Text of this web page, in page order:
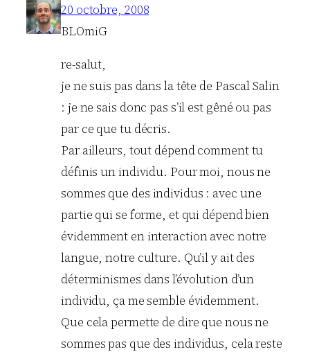
20 octobre, 2008
BLOmiG
re-salut,
je ne suis pas dans la tête de Pascal Salin
: je ne sais donc pas s’il est gêné ou pas
par ce que tu décris.
Par ailleurs, tout dépend comment tu
définis un individu. Pour moi, nous ne
sommes que des individus : avec une
partie qui se forme, et qui dépend bien
évidemment en interaction avec notre
langue, notre culture. Qu’il y ait des
déterminismes dans l’évolution d’un
individu, ça me semble évidemment.
Que cela permette de dire que nous ne
sommes pas que des individus, cela reste